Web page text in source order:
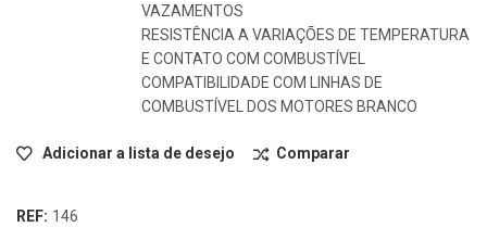
VAZAMENTOS
RESISTÊNCIA A VARIAÇÕES DE TEMPERATURA
E CONTATO COM COMBUSTÍVEL
COMPATIBILIDADE COM LINHAS DE
COMBUSTÍVEL DOS MOTORES BRANCO
Adicionar a lista de desejo Comparar
REF: 146